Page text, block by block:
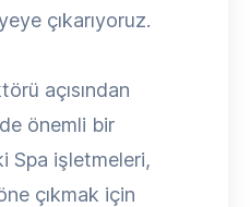
çıkarıyoruz.
açısından
önemli bir
Spa işletmeleri,
çıkmak için